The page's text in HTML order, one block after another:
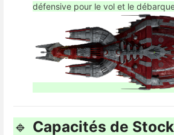
défensive pour le vol et le
🔹 Capacités de